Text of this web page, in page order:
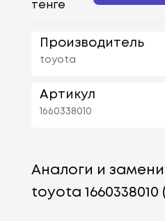
тенге
Производитель
toyota
Артикул
1660338010
Аналоги и
toyota 1660338010